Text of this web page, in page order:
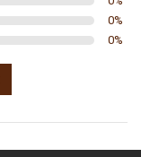
0%
0%